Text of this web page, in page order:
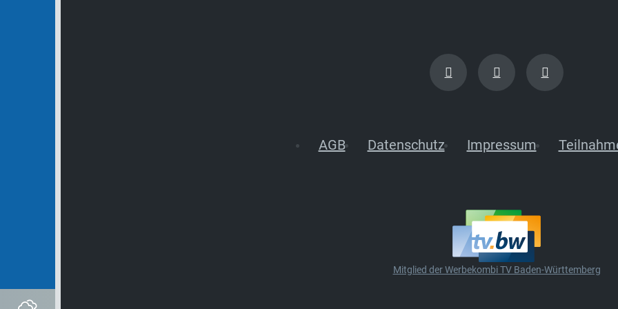
AGB Datenschutz Impressum
Mitglied der Werbekombi TV Baden-Württemberg